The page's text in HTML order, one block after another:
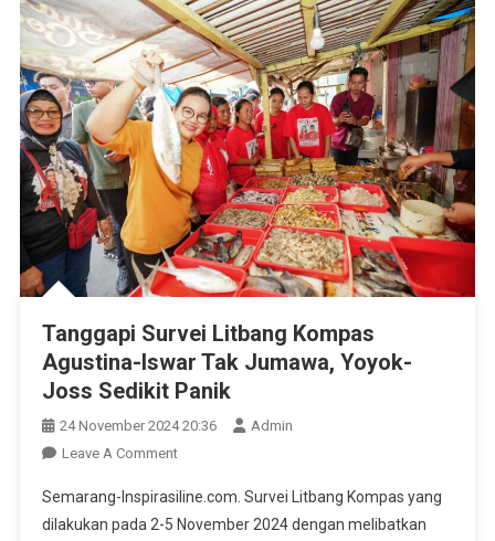
Tanggapi Survei Litbang Kompas
Agustina-Iswar Tak Jumawa, Yoyok-
Joss Sedikit Panik
24 November 2024 20:36
Admin
Leave A CommentOn
Survei
Litbang
Semarang-Inspirasiline.com. Survei Litbang Kompas yang
dilakukan pada 2-5 November 2024 dengan melibatkan